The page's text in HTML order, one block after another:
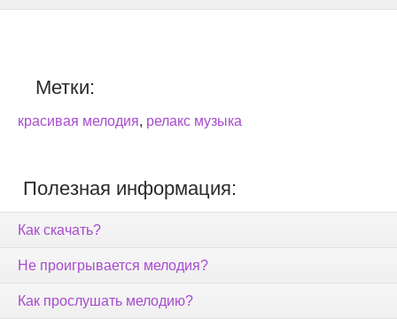
Метки:
красивая мелодия, релакс музыка
Полезная информация:
Как скачать?
Не проигрывается мелодия?
Как прослушать мелодию?